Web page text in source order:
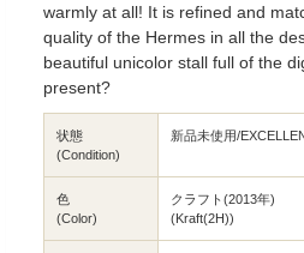
warmly at all! It is refined and
quality of the Hermes in all the
beautiful unicolor stall full of the
present?
状態
(Condition)
新品未使用/
色
(Color)
クラフト(2013年)
(Kraft(2H))